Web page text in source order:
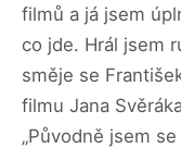
filmů a já jsem
co jde. Hrál jsem
směje se
filmu Jana
„Původně jsem